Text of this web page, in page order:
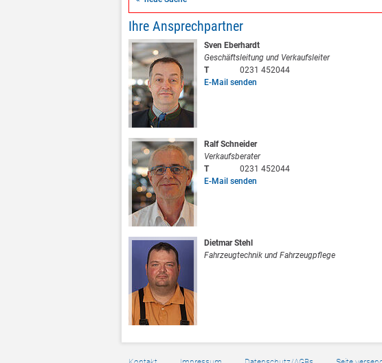
Ihre Ansprechpartner
Sven Eberhardt
Geschäftsleitung und Verkaufsleiter
T
0231 452044
E-Mail senden
Ralf Schneider
Verkaufsberater
T
0231 452044
E-Mail senden
Dietmar Stehl
Fahrzeugtechnik und Fahrzeugpflege